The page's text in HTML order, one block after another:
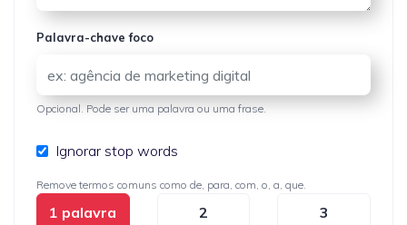
Palavra-chave foco
Opcional. Pode ser uma palavra ou uma frase.
Ignorar stop words
Remove termos comuns como de, para, com, o, a, que.
1 palavra
2
3